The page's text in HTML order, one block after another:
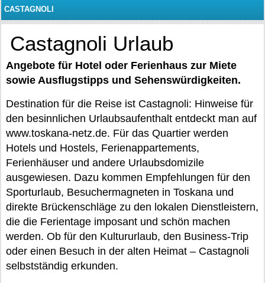
CASTAGNOLI
Castagnoli Urlaub
Angebote für Hotel oder Ferienhaus zur Miete
sowie Ausflugstipps und Sehenswürdigkeiten.
Destination für die Reise ist Castagnoli: Hinweise für
den besinnlichen Urlaubsaufenthalt entdeckt man auf
www.toskana-netz.de. Für das Quartier werden
Hotels und Hostels, Ferienappartements,
Ferienhäuser und andere Urlaubsdomizile
ausgewiesen. Dazu kommen Empfehlungen für den
Sporturlaub, Besuchermagneten in Toskana und
direkte Brückenschläge zu den lokalen Dienstleistern,
die die Ferientage imposant und schön machen
werden. Ob für den Kultururlaub, den Business-Trip
oder einen Besuch in der alten Heimat – Castagnoli
selbstständig erkunden.